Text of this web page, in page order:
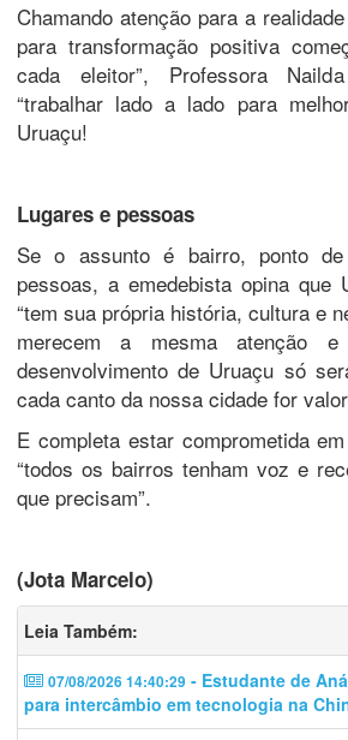
Chamando atenção para a
para transformação positiva
cada eleitor”, Professora
“trabalhar lado a lado para
Uruaçu!
Lugares e pessoas
Se o assunto é bairro, ponto de
pessoas, a emedebista opina que
“tem sua própria história, cultura e
merecem a mesma atenção
desenvolvimento de Uruaçu só
cada canto da nossa cidade for
E completa estar comprometida
“todos os bairros tenham voz e
que precisam”.
(Jota Marcelo)
Leia Também:
07/08/2026 14:40:29 - Estudante de
para intercâmbio em tecnologia na